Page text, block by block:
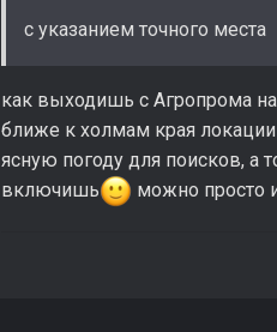
с указанием точного места
как выходишь с Агропрома
ближе к холмам края
ясную погоду для поисков, а
включишь
можно просто